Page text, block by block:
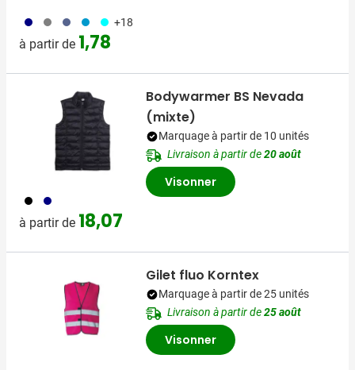
492 580 042 130 166 +18
à partir de 1,78
001 536
à partir de 18,07
Bodywarmer BS Nevada
(mixte)
Marquage à partir de 10 unités
Livraison à partir de20 août
Visonner
Gilet fluo Korntex
Marquage à partir de 25 unités
Livraison à partir de25 août
Visonner